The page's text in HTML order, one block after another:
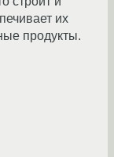
их
продукты.